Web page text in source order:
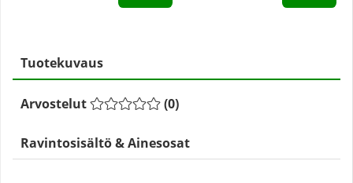
Tuotekuvaus
Arvostelut (0)
Ravintosisältö & Ainesosat